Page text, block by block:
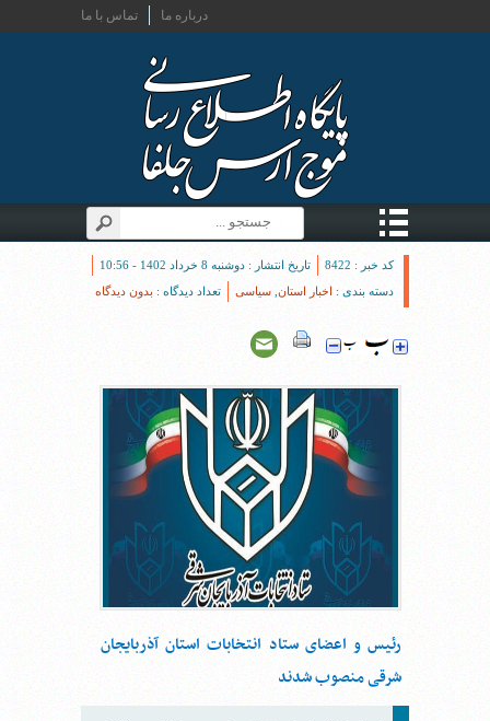
تماس با ما درباره ما
کد خبر : 8422
تاریخ انتشار : دوشنبه 8 خرداد 1402 - 10:56
دسته بندی : اخبار استان سیاسی تعداد دیدگاه : بدون دیدگاه
رئیس و اعضای ستاد انتخابات استان آذربایجان
شرقی منصوب شدند